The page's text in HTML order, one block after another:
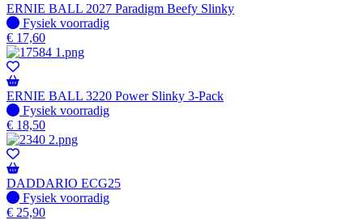
ERNIE BALL 2027 Paradigm Beefy Slinky
Fysiek voorradig
Fysiek voorradig
€ 17,60
ERNIE BALL 3220 Power Slinky 3-Pack
Fysiek voorradig
Fysiek voorradig
€ 18,50
DADDARIO ECG25
Fysiek voorradig
Fysiek voorradig
€ 25,90